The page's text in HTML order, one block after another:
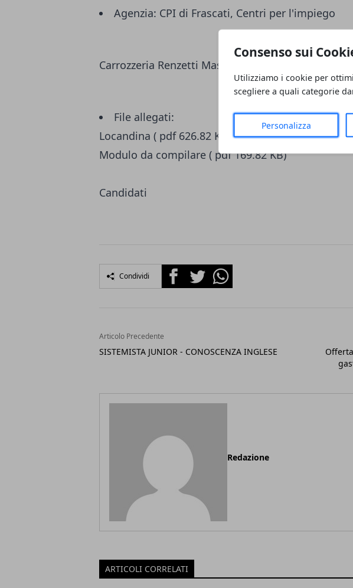
Consenso sui
Utilizziamo i cookie per
scegliere a quali categorie
Personalizza
Agenzia: CPI di Frascati, Centri per l'impiego
Carrozzeria Renzetti Massimo
File allegati:
Locandina ( pdf 626.82 KB)
Modulo da compilare ( pdf 169.82 KB)
Candidati
Condividi FacebookTwitterWhatsapp
Articolo Precedente
SISTEMISTA JUNIOR - CONOSCENZA INGLESE
Redazione
ARTICOLI CORRELATI